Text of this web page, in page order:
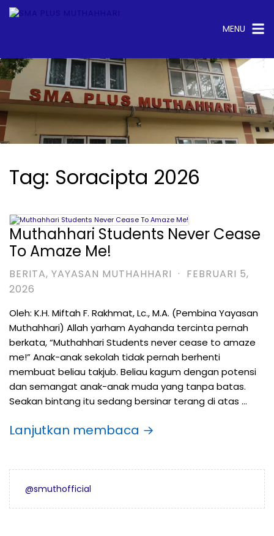
MENU
Tag: Soracipta 2026
Muthahhari Students Never Cease
To Amaze Me!
BERITA, YAYASAN MUTHAHHARI · FEBRUARI 5,
2026
Oleh: K.H. Miftah F. Rakhmat, Lc., M.A. (Pembina Yayasan
Muthahhari) Allah yarham Ayahanda tercinta pernah
berkata, “Muthahhari Students never cease to amaze
me!” Anak-anak sekolah tidak pernah berhenti
membuat beliau takjub. Beliau kagum dengan potensi
dan semangat anak-anak muda yang tanpa batas.
Seakan bintang itu sedang bersinar terang di atas …
Lanjutkan membaca →
@smuthofficial